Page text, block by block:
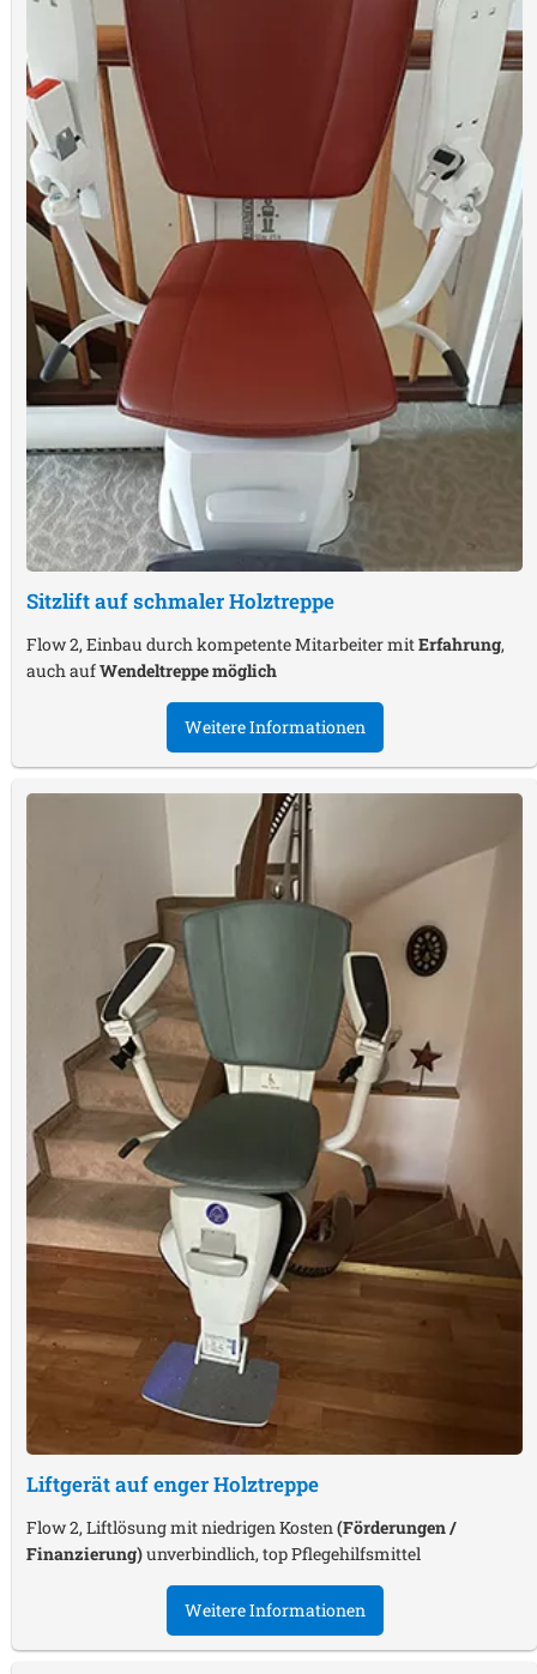
Sitzlift auf schmaler Holztreppe
Flow 2, Einbau durch kompetente Mitarbeiter mitErfahrung,
auch aufWendeltreppe möglich
Weitere Informationen
Liftgerät auf enger Holztreppe
Flow 2, Liftlösung mit niedrigen Kosten (Förderungen /
Finanzierung)unverbindlich, top Pflegehilfsmittel
Weitere Informationen